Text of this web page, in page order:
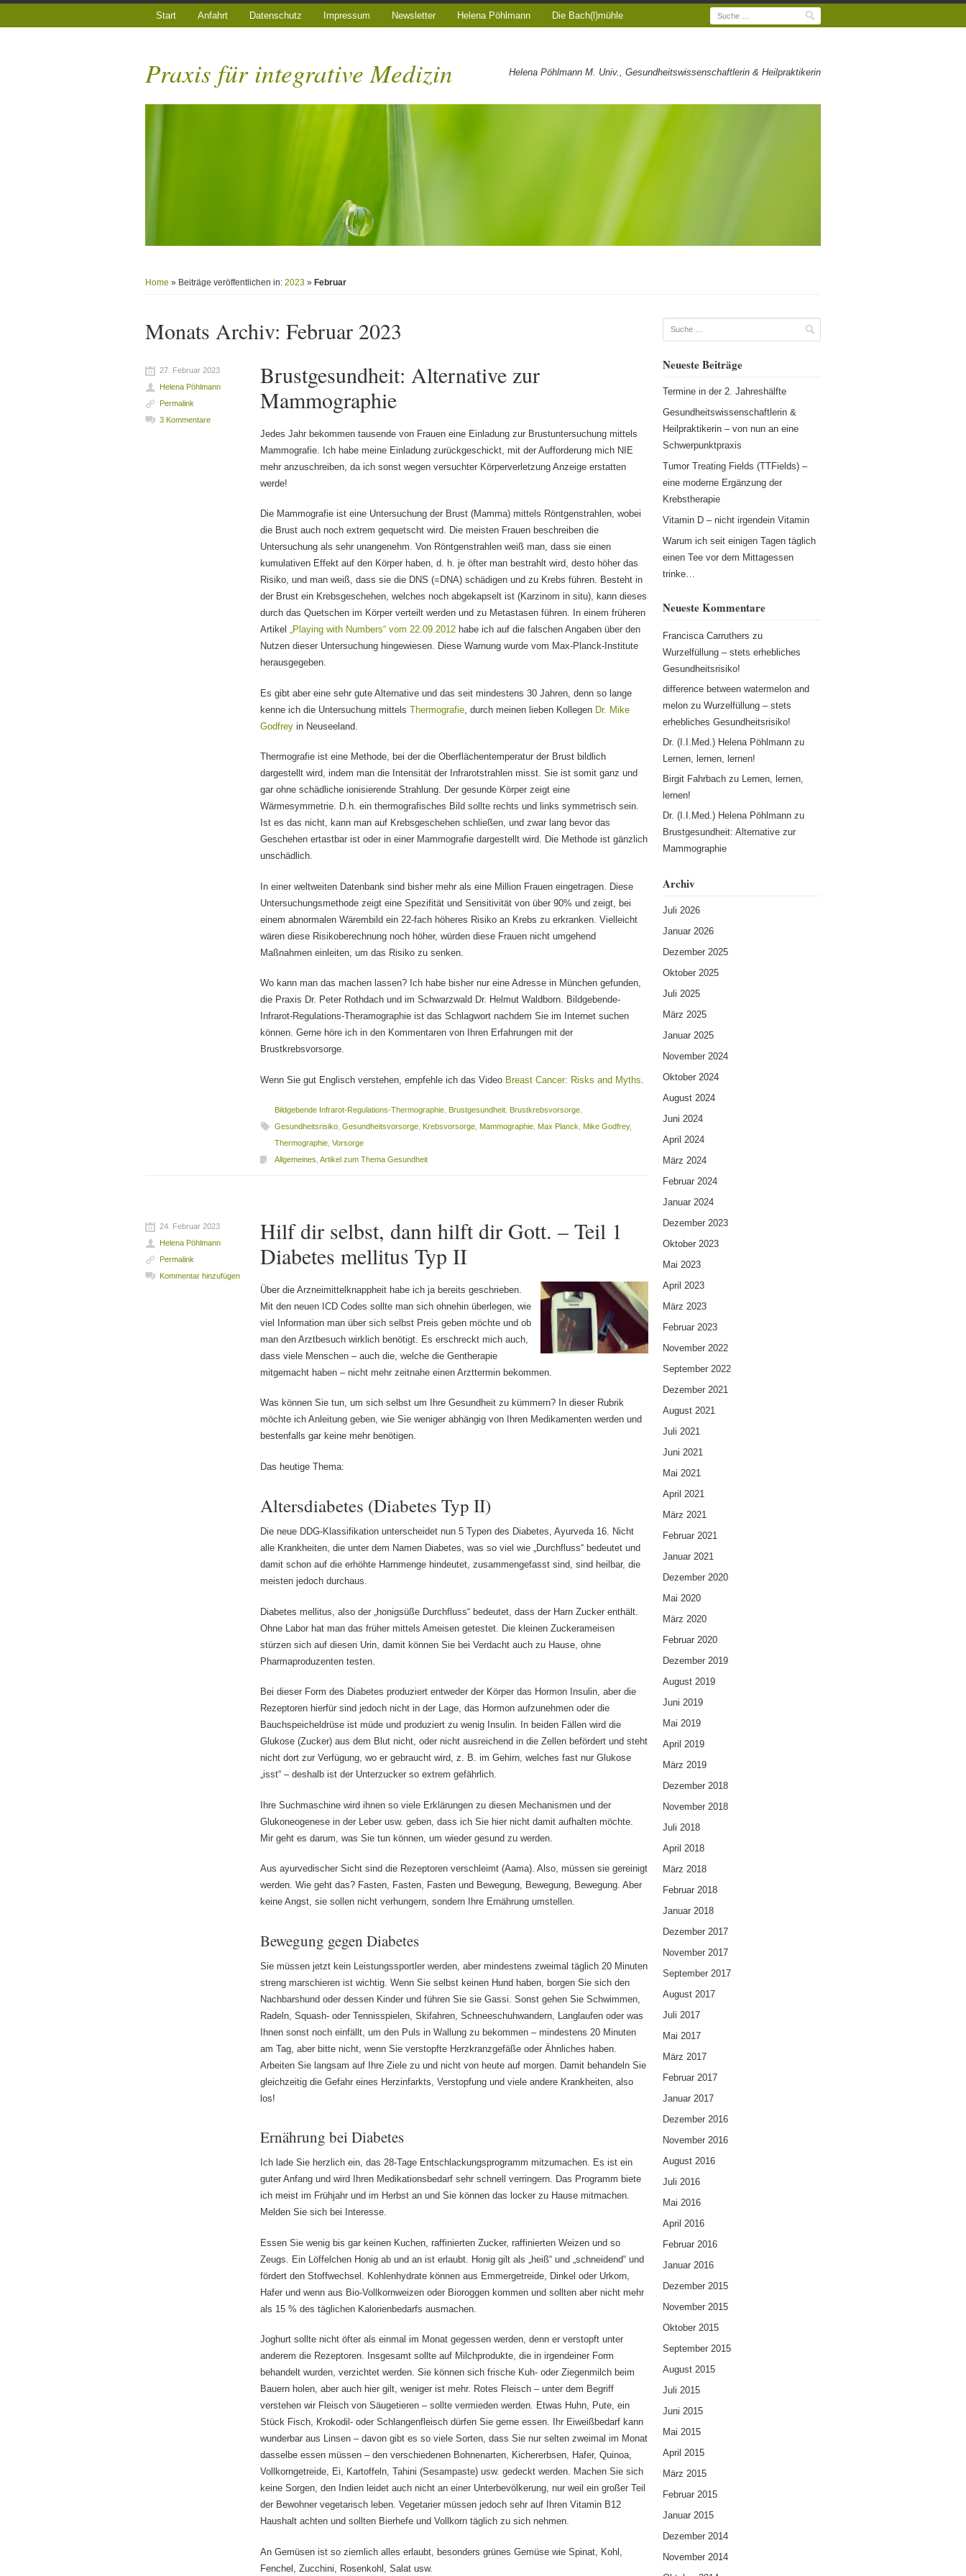
Start Anfahrt Datenschutz Impressum Newsletter Helena Pöhlmann Die Bach(l)mühle Suche
Praxis für integrative Medizin Helena Pöhlmann M. Univ., Gesundheitswissenschaftlerin & Heilpraktikerin
Home » Beiträge veröffentlichen in:2023 » Februar
Monats Archiv:Februar 2023
Brustgesundheit: Alternative zur
Mammographie
Jedes Jahr bekommen tausende von Frauen eine Einladung zur Brustuntersuchung mittels
Mammografie. Ich habe meine Einladung zurückgeschickt, mit der Aufforderung mich NIE
mehr anzuschreiben, da ich sonst wegen versuchter Körperverletzung Anzeige erstatten
werde!
Die Mammografie ist eine Untersuchung der Brust (Mamma) mittels Röntgenstrahlen, wobei
die Brust auch noch extrem gequetscht wird. Die meisten Frauen beschreiben die
Untersuchung als sehr unangenehm. Von Röntgenstrahlen weiß man, dass sie einen
kumulativen Effekt auf den Körper haben, d. h. je öfter man bestrahlt wird, desto höher das
Risiko, und man weiß, dass sie die DNS (=DNA) schädigen und zu Krebs führen. Besteht in
der Brust ein Krebsgeschehen, welches noch abgekapselt ist (Karzinom in situ), kann dieses
durch das Quetschen im Körper verteilt werden und zu Metastasen führen. In einem früheren
Artikel„Playing with Numbers“ vom 22.09.2012 habe ich auf die falschen Angaben über den
Nutzen dieser Untersuchung hingewiesen. Diese Warnung wurde vom Max-Planck-Institute
herausgegeben.
Es gibt aber eine sehr gute Alternative und das seit mindestens 30 Jahren, denn so lange
kenne ich die Untersuchung mittelsThermografie , durch meinen lieben Kollegen Dr. Mike
Godfrey in Neuseeland.
Thermografie ist eine Methode, bei der die Oberflächentemperatur der Brust bildlich
dargestellt wird, indem man die Intensität der Infrarotstrahlen misst. Sie ist somit ganz und
gar ohne schädliche ionisierende Strahlung. Der gesunde Körper zeigt eine
Wärmesymmetrie. D.h. ein thermografisches Bild sollte rechts und links symmetrisch sein.
Ist es das nicht, kann man auf Krebsgeschehen schließen, und zwar lang bevor das
Geschehen ertastbar ist oder in einer Mammografie dargestellt wird. Die Methode ist gänzlich
unschädlich.
In einer weltweiten Datenbank sind bisher mehr als eine Million Frauen eingetragen. Diese
Untersuchungsmethode zeigt eine Spezifität und Sensitivität von über 90% und zeigt, bei
einem abnormalen Wärembild ein 22-fach höheres Risiko an Krebs zu erkranken. Vielleicht
wären diese Risikoberechnung noch höher, würden diese Frauen nicht umgehend
Maßnahmen einleiten, um das Risiko zu senken.
Wo kann man das machen lassen? Ich habe bisher nur eine Adresse in München gefunden,
die Praxis Dr. Peter Rothdach und im Schwarzwald Dr. Helmut Waldborn. Bildgebende-
Infrarot-Regulations-Theramographie ist das Schlagwort nachdem Sie im Internet suchen
können. Gerne höre ich in den Kommentaren von Ihren Erfahrungen mit der
Brustkrebsvorsorge.
Wenn Sie gut Englisch verstehen, empfehle ich das Video Breast Cancer: Risks and Myths
Bildgebende Infrarot-Regulations-Thermographie, Brustgesundheit, Brustkrebsvorsorge,
Gesundheitsrisiko,Gesundheitsvorsorge, Krebsvorsorge, Mammographie, Max Planck, Mike Godfrey,
Thermographie,Vorsorge
Allgemeines,Artikel zum Thema Gesundheit
27. Februar 2023
Helena Pöhlmann
Permalink
3 Kommentare
Hilf dir selbst, dann hilft dir Gott. – Teil 1
Diabetes mellitus Typ II
Über die Arzneimittelknappheit habe ich ja bereits geschrieben.
Mit den neuen ICD Codes sollte man sich ohnehin überlegen, wie
viel Information man über sich selbst Preis geben möchte und ob
man den Arztbesuch wirklich benötigt. Es erschreckt mich auch,
dass viele Menschen – auch die, welche die Gentherapie
mitgemacht haben – nicht mehr zeitnahe einen Arzttermin bekommen.
Was können Sie tun, um sich selbst um Ihre Gesundheit zu kümmern? In dieser Rubrik
möchte ich Anleitung geben, wie Sie weniger abhängig von Ihren Medikamenten werden und
bestenfalls gar keine mehr benötigen.
Das heutige Thema:
Altersdiabetes (Diabetes Typ II)
Die neue DDG-Klassifikation unterscheidet nun 5 Typen des Diabetes, Ayurveda 16. Nicht
alle Krankheiten, die unter dem Namen Diabetes, was so viel wie „Durchfluss“ bedeutet und
damit schon auf die erhöhte Harnmenge hindeutet, zusammengefasst sind, sind heilbar, die
meisten jedoch durchaus.
Diabetes mellitus, also der „honigsüße Durchfluss“ bedeutet, dass der Harn Zucker enthält.
Ohne Labor hat man das früher mittels Ameisen getestet. Die kleinen Zuckerameisen
stürzen sich auf diesen Urin, damit können Sie bei Verdacht auch zu Hause, ohne
Pharmaproduzenten testen.
Bei dieser Form des Diabetes produziert entweder der Körper das Hormon Insulin, aber die
Rezeptoren hierfür sind jedoch nicht in der Lage, das Hormon aufzunehmen oder die
Bauchspeicheldrüse ist müde und produziert zu wenig Insulin. In beiden Fällen wird die
Glukose (Zucker) aus dem Blut nicht, oder nicht ausreichend in die Zellen befördert und steht
nicht dort zur Verfügung, wo er gebraucht wird, z. B. im Gehirn, welches fast nur Glukose
„isst“ – deshalb ist der Unterzucker so extrem gefährlich.
Ihre Suchmaschine wird ihnen so viele Erklärungen zu diesen Mechanismen und der
Glukoneogenese in der Leber usw. geben, dass ich Sie hier nicht damit aufhalten möchte.
Mir geht es darum, was Sie tun können, um wieder gesund zu werden.
Aus ayurvedischer Sicht sind die Rezeptoren verschleimt (Aama). Also, müssen sie gereinigt
werden. Wie geht das? Fasten, Fasten, Fasten und Bewegung, Bewegung, Bewegung. Aber
keine Angst, sie sollen nicht verhungern, sondern Ihre Ernährung umstellen.
Bewegung gegen Diabetes
Sie müssen jetzt kein Leistungssportler werden, aber mindestens zweimal täglich 20 Minuten
streng marschieren ist wichtig. Wenn Sie selbst keinen Hund haben, borgen Sie sich den
Nachbarshund oder dessen Kinder und führen Sie sie Gassi. Sonst gehen Sie Schwimmen,
Radeln, Squash- oder Tennisspielen, Skifahren, Schneeschuhwandern, Langlaufen oder was
Ihnen sonst noch einfällt, um den Puls in Wallung zu bekommen – mindestens 20 Minuten
am Tag, aber bitte nicht, wenn Sie verstopfte Herzkranzgefäße oder Ähnliches haben.
Arbeiten Sie langsam auf Ihre Ziele zu und nicht von heute auf morgen. Damit behandeln Sie
gleichzeitig die Gefahr eines Herzinfarkts, Verstopfung und viele andere Krankheiten, also
los!
Ernährung bei Diabetes
Ich lade Sie herzlich ein, das 28-Tage Entschlackungsprogramm mitzumachen. Es ist ein
guter Anfang und wird Ihren Medikationsbedarf sehr schnell verringern. Das Programm biete
ich meist im Frühjahr und im Herbst an und Sie können das locker zu Hause mitmachen.
Melden Sie sich bei Interesse.
Essen Sie wenig bis gar keinen Kuchen, raffinierten Zucker, raffinierten Weizen und so
Zeugs. Ein Löffelchen Honig ab und an ist erlaubt. Honig gilt als „heiß“ und „schneidend“ und
fördert den Stoffwechsel. Kohlenhydrate können aus Emmergetreide, Dinkel oder Urkorn,
Hafer und wenn aus Bio-Vollkornweizen oder Bioroggen kommen und sollten aber nicht mehr
als 15 % des täglichen Kalorienbedarfs ausmachen.
Joghurt sollte nicht öfter als einmal im Monat gegessen werden, denn er verstopft unter
anderem die Rezeptoren. Insgesamt sollte auf Milchprodukte, die in irgendeiner Form
behandelt wurden, verzichtet werden. Sie können sich frische Kuh- oder Ziegenmilch beim
Bauern holen, aber auch hier gilt, weniger ist mehr. Rotes Fleisch – unter dem Begriff
verstehen wir Fleisch von Säugetieren – sollte vermieden werden. Etwas Huhn, Pute, ein
Stück Fisch, Krokodil- oder Schlangenfleisch dürfen Sie gerne essen. Ihr Eiweißbedarf kann
wunderbar aus Linsen – davon gibt es so viele Sorten, dass Sie nur selten zweimal im Monat
dasselbe essen müssen – den verschiedenen Bohnenarten, Kichererbsen, Hafer, Quinoa,
Vollkorngetreide, Ei, Kartoffeln, Tahini (Sesampaste) usw. gedeckt werden. Machen Sie sich
keine Sorgen, den Indien leidet auch nicht an einer Unterbevölkerung, nur weil ein großer Teil
der Bewohner vegetarisch leben. Vegetarier müssen jedoch sehr auf Ihren Vitamin B12
Haushalt achten und sollten Bierhefe und Vollkorn täglich zu sich nehmen.
An Gemüsen ist so ziemlich alles erlaubt, besonders grünes Gemüse wie Spinat, Kohl,
Fenchel, Zucchini, Rosenkohl, Salat usw.
24. Februar 2023
Helena Pöhlmann
Permalink
Kommentar hinzufügen
Suche
Neueste Beiträge
Termine in der 2. Jahreshälfte
Gesundheitswissenschaftlerin &
Heilpraktikerin – von nun an eine
Schwerpunktpraxis
Tumor Treating Fields (TTFields) –
eine moderne Ergänzung der
Krebstherapie
Vitamin D – nicht irgendein Vitamin
Warum ich seit einigen Tagen täglich
einen Tee vor dem Mittagessen
trinke…
Neueste Kommentare
Francisca Carruthers zu
Wurzelfüllung – stets erhebliches
Gesundheitsrisiko!
difference between watermelon and
melonzu Wurzelfüllung – stets
erhebliches Gesundheitsrisiko!
Dr. (I.I.Med.) Helena Pöhlmannzu
Lernen, lernen, lernen!
Birgit Fahrbachzu
Lernen, lernen,
lernen!
Dr. (I.I.Med.) Helena Pöhlmannzu
Brustgesundheit: Alternative zur
Mammographie
Archiv
Juli 2026
Januar 2026
Dezember 2025
Oktober 2025
Juli 2025
März 2025
Januar 2025
November 2024
Oktober 2024
August 2024
Juni 2024
April 2024
März 2024
Februar 2024
Januar 2024
Dezember 2023
Oktober 2023
Mai 2023
April 2023
März 2023
Februar 2023
November 2022
September 2022
Dezember 2021
August 2021
Juli 2021
Juni 2021
Mai 2021
April 2021
März 2021
Februar 2021
Januar 2021
Dezember 2020
Mai 2020
März 2020
Februar 2020
Dezember 2019
August 2019
Juni 2019
Mai 2019
April 2019
März 2019
Dezember 2018
November 2018
Juli 2018
April 2018
März 2018
Februar 2018
Januar 2018
Dezember 2017
November 2017
September 2017
August 2017
Juli 2017
Mai 2017
März 2017
Februar 2017
Januar 2017
Dezember 2016
November 2016
August 2016
Juli 2016
Mai 2016
April 2016
Februar 2016
Januar 2016
Dezember 2015
November 2015
Oktober 2015
September 2015
August 2015
Juli 2015
Juni 2015
Mai 2015
April 2015
März 2015
Februar 2015
Januar 2015
Dezember 2014
November 2014